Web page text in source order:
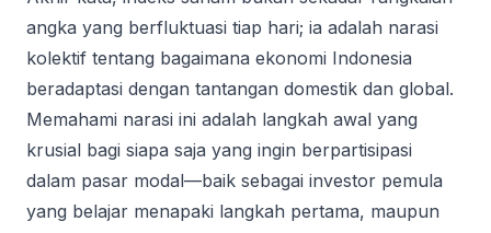
angka yang berfluktuasi tiap hari; ia adalah narasi
kolektif tentang bagaimana ekonomi Indonesia
beradaptasi dengan tantangan domestik dan global.
Memahami narasi ini adalah langkah awal yang
krusial bagi siapa saja yang ingin berpartisipasi
dalam pasar modal—baik sebagai investor pemula
yang belajar menapaki langkah pertama, maupun